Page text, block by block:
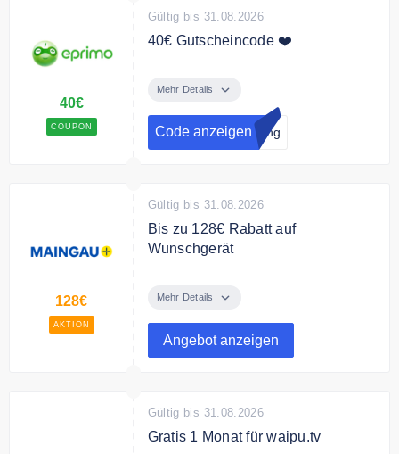
40€
COUPON
Gültig bis 31.08.2026
40€ Gutscheincode ❤️
Freunden weiter und erhalten Sie
einen 40€ Gutschein.
Mehr Details
Code anzeigen lung
128€
AKTION
Gültig bis 31.08.2026
Bis zu 128€ Rabatt auf
Wunschgerät
Energievertrages kannst Du eine
dabei bis zu 128€ sparen.
Mehr Details
Angebot anzeigen
Gültig bis 31.08.2026
Gratis 1 Monat für waipu.tv